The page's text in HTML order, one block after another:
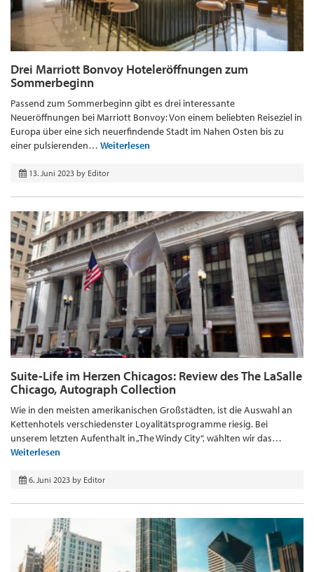
Drei Marriott Bonvoy Hoteleröffnungen zum
Sommerbeginn
Passend zum Sommerbeginn gibt es drei interessante
Neueröffnungen bei Marriott Bonvoy: Von einem beliebten Reiseziel in
Europa über eine sich neuerfindende Stadt im Nahen Osten bis zu
einer pulsierenden… Weiterlesen
13. Juni 2023 by Editor
Suite-Life im Herzen Chicagos: Review des The LaSalle
Chicago, Autograph Collection
Wie in den meisten amerikanischen Großstädten, ist die Auswahl an
Kettenhotels verschiedenster Loyalitätsprogramme riesig. Bei
unserem letzten Aufenthalt in „The Windy City“, wählten wir das…
Weiterlesen
6. Juni 2023 by Editor